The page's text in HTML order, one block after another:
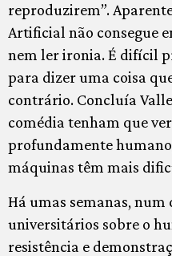
reproduzirem”.
Artificial não consegue
nem ler ironia. É difícil
para dizer uma coisa
contrário. Concluía
comédia tenham que
profundamente
máquinas têm mais
Há umas semanas,
universitários sobre o
resistência e